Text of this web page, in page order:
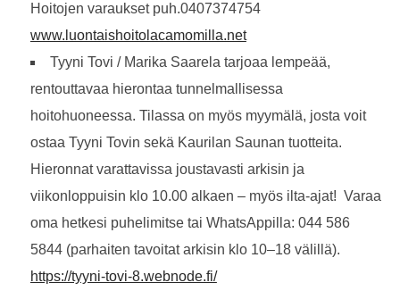
Hoitojen varaukset puh.0407374754
www.luontaishoitolacamomilla.net
Tyyni Tovi / Marika Saarela tarjoaa lempeää,
rentouttavaa hierontaa tunnelmallisessa
hoitohuoneessa. Tilassa on myös myymälä, josta voit
ostaa Tyyni Tovin sekä Kaurilan Saunan tuotteita.
Hieronnat varattavissa joustavasti arkisin ja
viikonloppuisin klo 10.00 alkaen – myös ilta-ajat! Varaa
oma hetkesi puhelimitse tai WhatsAppilla: 044 586
5844 (parhaiten tavoitat arkisin klo 10–18 välillä).
https://tyyni-tovi-8.webnode.fi/